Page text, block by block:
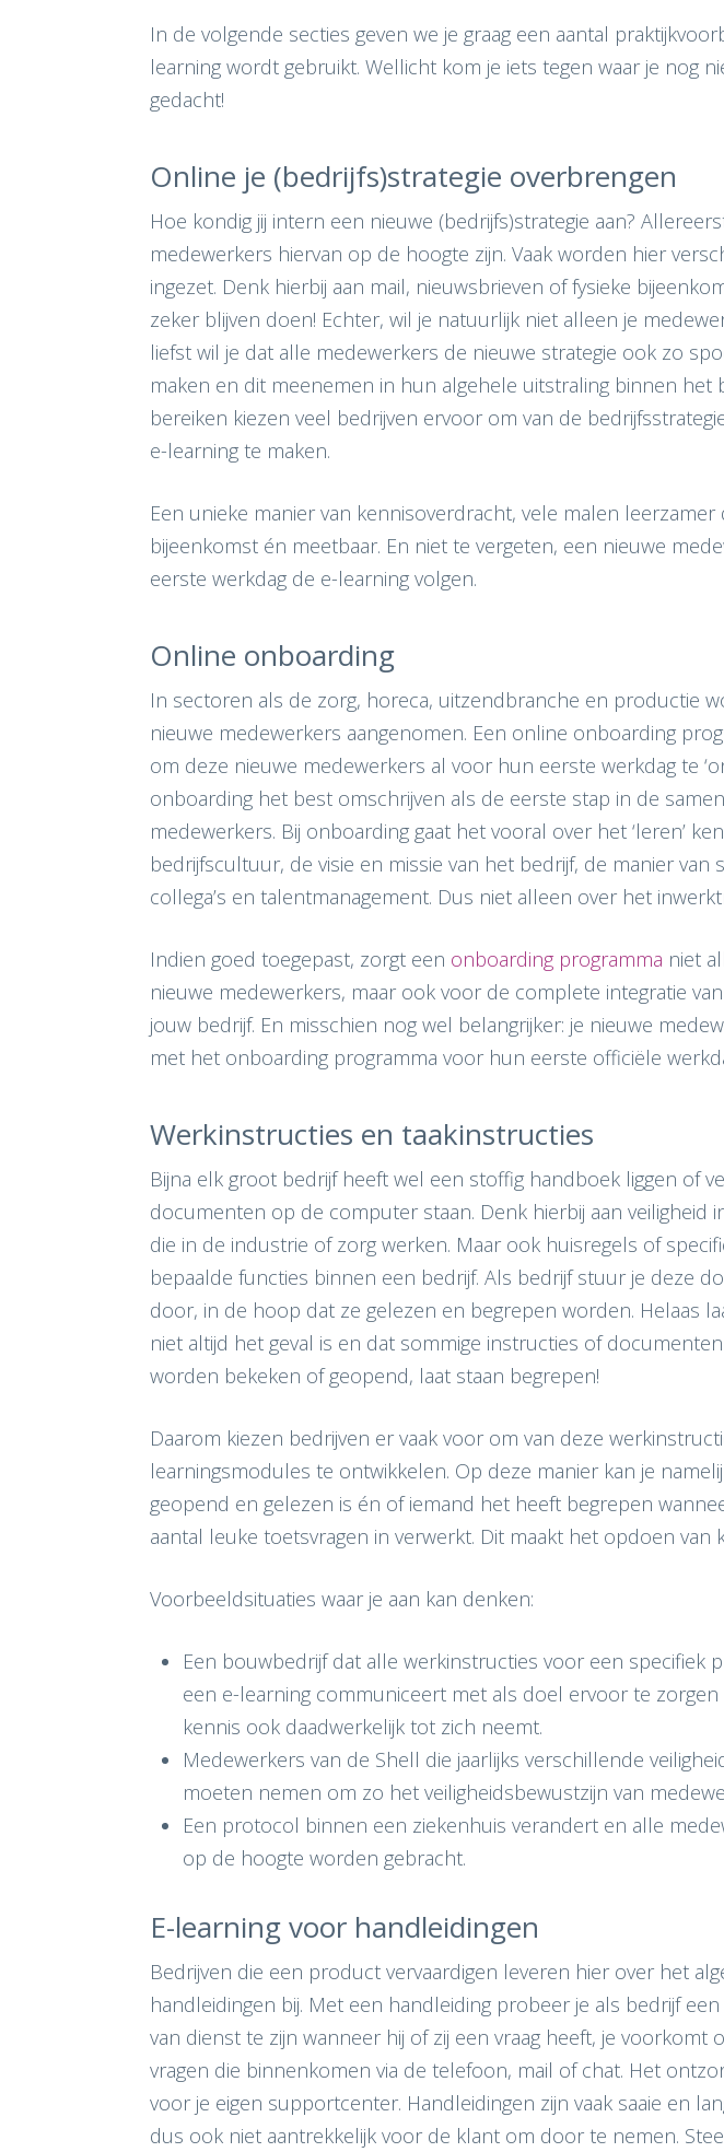
In de volgende secties geven we je graag een aantal
learning wordt gebruikt. Wellicht kom je iets tegen waar je nog
gedacht!
Online je (bedrijfs)strategie overbrengen
Hoe kondig jij intern een nieuwe (bedrijfs)strategie aan?
medewerkers hiervan op de hoogte zijn. Vaak worden hier
ingezet. Denk hierbij aan mail, nieuwsbrieven of fysieke
zeker blijven doen! Echter, wil je natuurlijk niet alleen je
liefst wil je dat alle medewerkers de nieuwe strategie ook zo
maken en dit meenemen in hun algehele uitstraling binnen het
bereiken kiezen veel bedrijven ervoor om van de
e-learning te maken.
Een unieke manier van kennisoverdracht, vele malen
bijeenkomst én meetbaar. En niet te vergeten, een nieuwe
eerste werkdag de e-learning volgen.
Online onboarding
In sectoren als de zorg, horeca, uitzendbranche en productie
nieuwe medewerkers aangenomen. Een online onboarding
om deze nieuwe medewerkers al voor hun eerste werkdag te
onboarding het best omschrijven als de eerste stap in de
medewerkers. Bij onboarding gaat het vooral over het ‘leren’
bedrijfscultuur, de visie en missie van het bedrijf, de manier van
collega’s en talentmanagement. Dus niet alleen over het
Indien goed toegepast, zorgt een onboarding programma niet
nieuwe medewerkers, maar ook voor de complete integratie
jouw bedrijf. En misschien nog wel belangrijker: je nieuwe
met het onboarding programma voor hun eerste officiële
Werkinstructies en taakinstructies
Bijna elk groot bedrijf heeft wel een stoffig handboek liggen of
documenten op de computer staan. Denk hierbij aan veiligheid
die in de industrie of zorg werken. Maar ook huisregels of
bepaalde functies binnen een bedrijf. Als bedrijf stuur je deze
door, in de hoop dat ze gelezen en begrepen worden. Helaas
niet altijd het geval is en dat sommige instructies of
worden bekeken of geopend, laat staan begrepen!
Daarom kiezen bedrijven er vaak voor om van deze
learningsmodules te ontwikkelen. Op deze manier kan je
geopend en gelezen is én of iemand het heeft begrepen
aantal leuke toetsvragen in verwerkt. Dit maakt het opdoen van
Voorbeeldsituaties waar je aan kan denken:
Een bouwbedrijf dat alle werkinstructies voor een specifiek
een e-learning communiceert met als doel ervoor te
kennis ook daadwerkelijk tot zich neemt.
Medewerkers van de Shell die jaarlijks verschillende
moeten nemen om zo het veiligheidsbewustzijn van
Een protocol binnen een ziekenhuis verandert en alle
op de hoogte worden gebracht.
E-learning voor handleidingen
Bedrijven die een product vervaardigen leveren hier over het
handleidingen bij. Met een handleiding probeer je als bedrijf
van dienst te zijn wanneer hij of zij een vraag heeft, je
vragen die binnenkomen via de telefoon, mail of chat. Het
voor je eigen supportcenter. Handleidingen zijn vaak saaie en
dus ook niet aantrekkelijk voor de klant om door te nemen.